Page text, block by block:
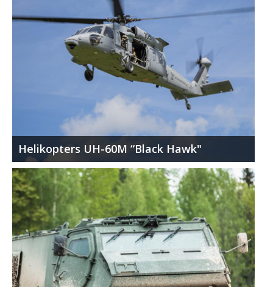
Helikopters UH-60M “Black Hawk"